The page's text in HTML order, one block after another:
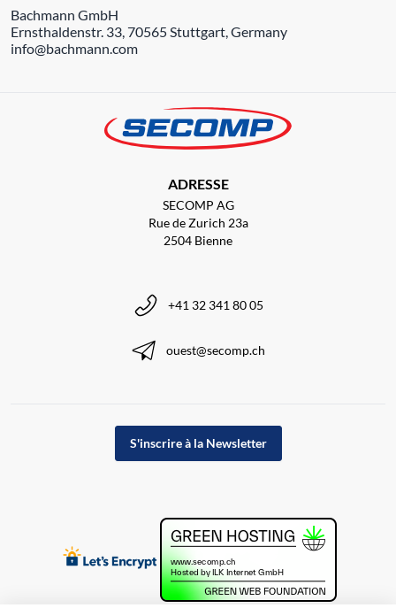
Bachmann GmbH
Ernsthaldenstr. 33, 70565 Stuttgart, Germany
info@bachmann.com
ADRESSE
SECOMP AG
Rue de Zurich 23a
2504 Bienne
+41 32 341 80 05
ouest@secomp.ch
S'inscrire à la Newsletter